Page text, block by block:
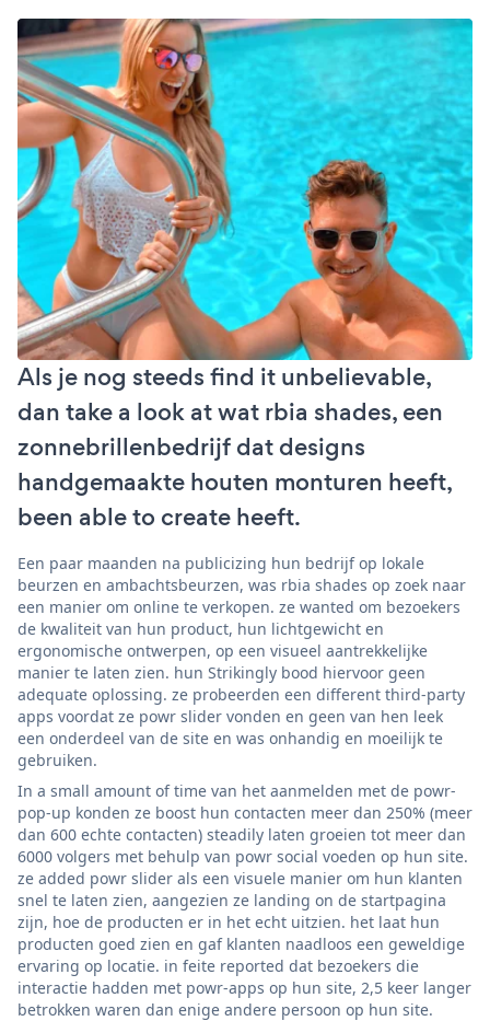
Als je nog steeds find it unbelievable,
dan take a look at wat rbia shades, een
zonnebrillenbedrijf dat designs
handgemaakte houten monturen heeft,
been able to create heeft.
Een paar maanden na publicizing hun bedrijf op lokale
beurzen en ambachtsbeurzen, was rbia shades op zoek naar
een manier om online te verkopen. ze wanted om bezoekers
de kwaliteit van hun product, hun lichtgewicht en
ergonomische ontwerpen, op een visueel aantrekkelijke
manier te laten zien. hun Strikingly bood hiervoor geen
adequate oplossing. ze probeerden een different third-party
apps voordat ze powr slider vonden en geen van hen leek
een onderdeel van de site en was onhandig en moeilijk te
gebruiken.
In a small amount of time van het aanmelden met de powr-
pop-up konden ze boost hun contacten meer dan 250% (meer
dan 600 echte contacten) steadily laten groeien tot meer dan
6000 volgers met behulp van powr social voeden op hun site.
ze added powr slider als een visuele manier om hun klanten
snel te laten zien, aangezien ze landing on de startpagina
zijn, hoe de producten er in het echt uitzien. het laat hun
producten goed zien en gaf klanten naadloos een geweldige
ervaring op locatie. in feite reported dat bezoekers die
interactie hadden met powr-apps op hun site, 2,5 keer langer
betrokken waren dan enige andere persoon op hun site.